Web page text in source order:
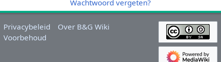
Wachtwoord vergeten?
Privacybeleid
Over B&G Wiki
Voorbehoud